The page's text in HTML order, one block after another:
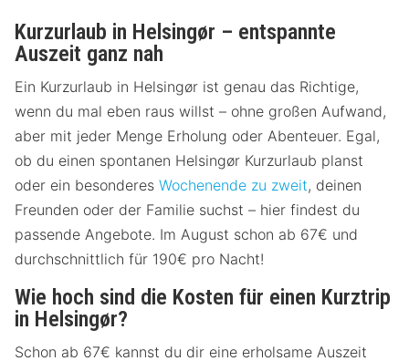
Kurzurlaub in Helsingør – entspannte
Auszeit ganz nah
Ein Kurzurlaub in Helsingør ist genau das Richtige,
wenn du mal eben raus willst – ohne großen Aufwand,
aber mit jeder Menge Erholung oder Abenteuer. Egal,
ob du einen spontanen Helsingør Kurzurlaub planst
oder ein besonderes Wochenende zu zweit, deinen
Freunden oder der Familie suchst – hier findest du
passende Angebote. Im August schon ab 67€ und
durchschnittlich für 190€ pro Nacht!
Wie hoch sind die Kosten für einen Kurztrip
in Helsingør?
Schon ab 67€ kannst du dir eine erholsame Auszeit